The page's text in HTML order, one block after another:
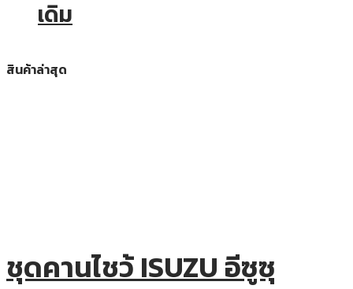
เดิม
สินค้าล่าสุด
ชุดคานไชว้ ISUZU อีซูซุ